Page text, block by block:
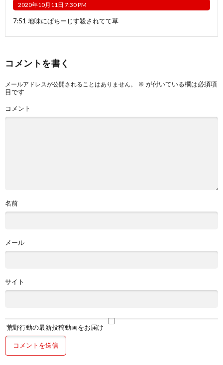
2020年10月11日 7:30 PM
7:51 地味にぱちーじす殺されてて草
コメントを書く
メールアドレスが公開されることはありません。 ※ が付いている欄は必須項
目です
コメント
名前
メール
サイト
荒野行動の最新投稿動画をお届け